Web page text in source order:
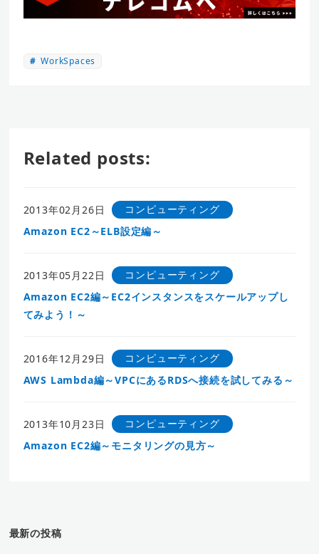
WorkSpaces
Related posts:
2013年02月26日
コンピューティング
Amazon EC2～ELB設定編～
2013年05月22日
コンピューティング
Amazon EC2編～EC2インスタンスをスケールアップし
てみよう！～
2016年12月29日
コンピューティング
AWS Lambda編～VPCにあるRDSへ接続を試してみる～
2013年10月23日
コンピューティング
Amazon EC2編～モニタリングの見方～
最新の投稿